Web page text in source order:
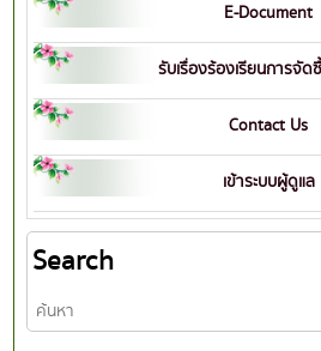
E-Document
รับเรื่องร้องเรียนการจั
Contact Us
เข้าระบบผู้ดูแล
Search